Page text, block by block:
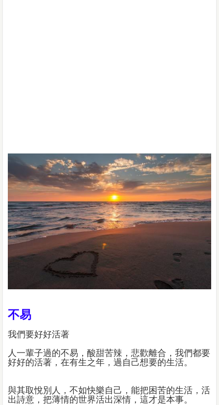
不易
我們要好好活著
人一輩子過的不易，酸甜苦辣，悲歡離合，我們都要
好好的活著，在有生之年，過自己想要的生活。
與其取悅別人，不如快樂自己，能把困苦的生活，活
出詩意，把薄情的世界活出深情，這才是本事。